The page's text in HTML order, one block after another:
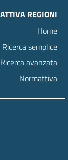
REGIONI
Home
Ricerca semplice
Ricerca avanzata
Normattiva